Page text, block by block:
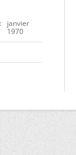
janvier
1970